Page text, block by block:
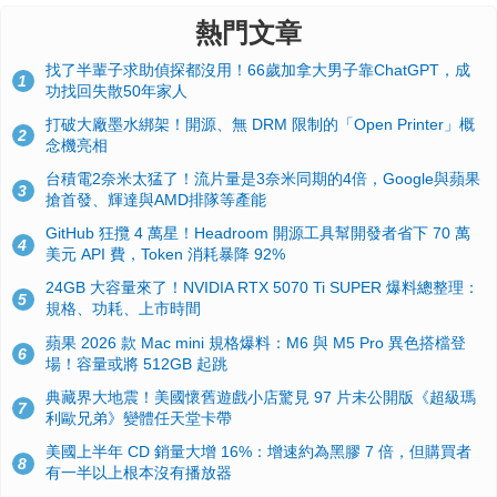
熱門文章
1
找了半輩子求助偵探都沒用！66歲加拿大男子靠ChatGPT，成
功找回失散50年家人
2
打破大廠墨水綁架！開源、無 DRM 限制的「Open Printer」概
念機亮相
3
台積電2奈米太猛了！流片量是3奈米同期的4倍，Google與蘋果
搶首發、輝達與AMD排隊等產能
4
GitHub 狂攬 4 萬星！Headroom 開源工具幫開發者省下 70 萬
美元 API 費，Token 消耗暴降 92%
5
24GB 大容量來了！NVIDIA RTX 5070 Ti SUPER 爆料總整理：
規格、功耗、上市時間
6
蘋果 2026 款 Mac mini 規格爆料：M6 與 M5 Pro 異色搭檔登
場！容量或將 512GB 起跳
7
典藏界大地震！美國懷舊遊戲小店驚見 97 片未公開版《超級瑪
利歐兄弟》變體任天堂卡帶
8
美國上半年 CD 銷量大增 16%：增速約為黑膠 7 倍，但購買者
有一半以上根本沒有播放器